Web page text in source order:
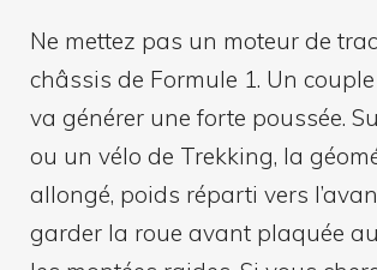
Ne mettez pas un moteur de
châssis de Formule 1. Un
va générer une forte poussée.
ou un vélo de Trekking, la
allongé, poids réparti vers
garder la roue avant plaquée